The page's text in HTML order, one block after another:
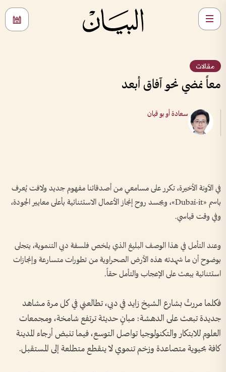
مقالات
معاً نمضي نحو آفاق أبعد
سعادة أو بو قيان
في الآونة الأخيرة، تكرر على مسامعي من أصدقائنا مفهوم جديد ولافت يُعرف
باسم «Dubai-it»، ويجسد روح إنجاز الأعمال الاستثنائية بأعلى معايير الجودة،
وفي وقت قياسي.
وعند التأمل في هذا الوصف البليغ الذي يلخص فلسفة دبي التنموية، يتجلى
بوضوح أن ما شهدته هذه الأرض الصحراوية من تطورات متسارعة وإنجازات
استثنائية يبعث على الإعجاب والتأمل حقاً.
فكلما مررتُ بشارع الشيخ زايد في دبي، تطالعني في كل مرة مشاهد
جديدة تبعث على الدهشة: مبانٍ حديثة ترتفع شامخة، ومجمعات
العلوم للابتكار والتكنولوجيا تواصل التوسع، فيما تنبض أرجاء المدينة
كافة بحيوية متصاعدة وزخم تنموي لا ينقطع متطلعة إلى المستقبل.